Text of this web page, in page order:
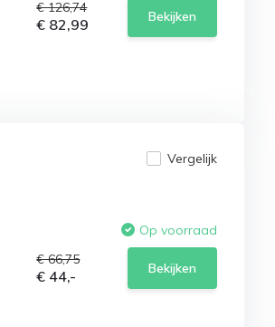
€ 126,74
€ 82,99 Bekijken
Vergelijk
Op voorraad
€ 66,75
€ 44,- Bekijken